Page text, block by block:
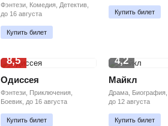
Фэнтези, Комедия, Детектив,
до 16 августа
Купить билет
Купить билет
8,5
Одиссея
Фэнтези, Приключения,
Боевик, до 16 августа
Купить билет
4,2
Майкл
Драма, Биография,
до 12 августа
Купить билет